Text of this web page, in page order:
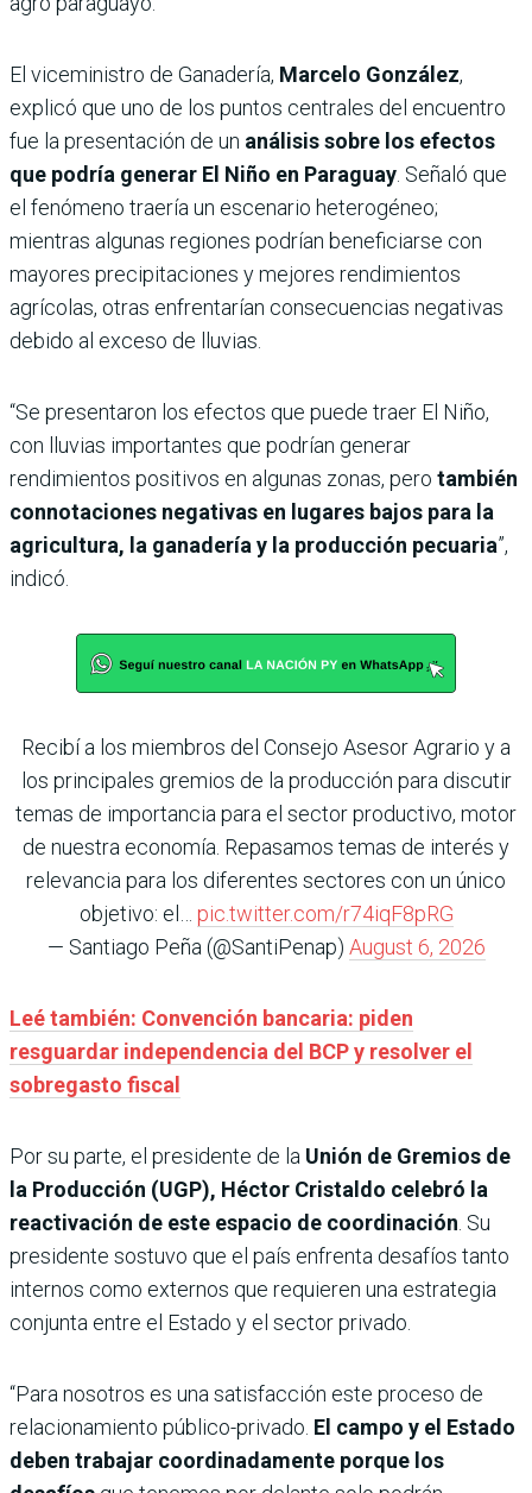
El viceministro de Ganadería, Marcelo González,
explicó que uno de los puntos centrales del encuentro
fue la presentación de un análisis sobre los efectos
que podría generar El Niño en Paraguay . Señaló que
el fenómeno traería un escenario heterogéneo;
mientras algunas regiones podrían beneficiarse con
mayores precipitaciones y mejores rendimientos
agrícolas, otras enfrentarían consecuencias negativas
debido al exceso de lluvias.
“Se presentaron los efectos que puede traer El Niño,
con lluvias importantes que podrían generar
rendimientos positivos en algunas zonas, pero también
connotaciones negativas en lugares bajos para la
agricultura, la ganadería y la producción pecuaria”,
indicó.
Recibí a los miembros del Consejo Asesor Agrario y a
los principales gremios de la producción para discutir
temas de importancia para el sector productivo, motor
de nuestra economía. Repasamos temas de interés y
relevancia para los diferentes sectores con un único
objetivo: el… pic.twitter.com/r74iqF8pRG
— Santiago Peña (@SantiPenap) August 6, 2026
Leé también: Convención bancaria: piden
resguardar independencia del BCP y resolver el
sobregasto fiscal
Por su parte, el presidente de la Unión de Gremios de
la Producción (UGP), Héctor Cristaldo celebró la
reactivación de este espacio de coordinación . Su
presidente sostuvo que el país enfrenta desafíos tanto
internos como externos que requieren una estrategia
conjunta entre el Estado y el sector privado.
“Para nosotros es una satisfacción este proceso de
relacionamiento público-privado. El campo y el Estado
deben trabajar coordinadamente porque los